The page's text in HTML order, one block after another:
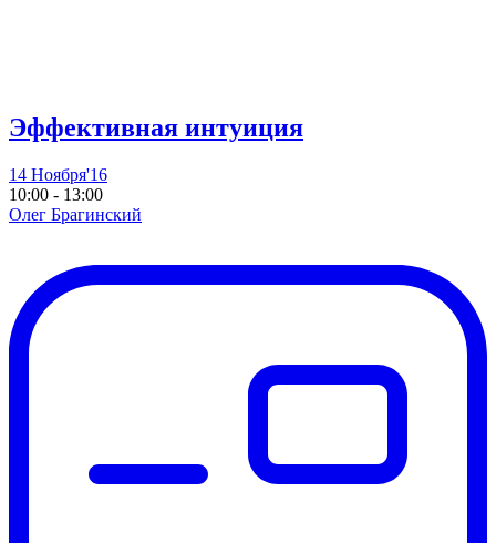
Эффективная интуиция
14 Ноября'16
10:00 - 13:00
Олег Брагинский